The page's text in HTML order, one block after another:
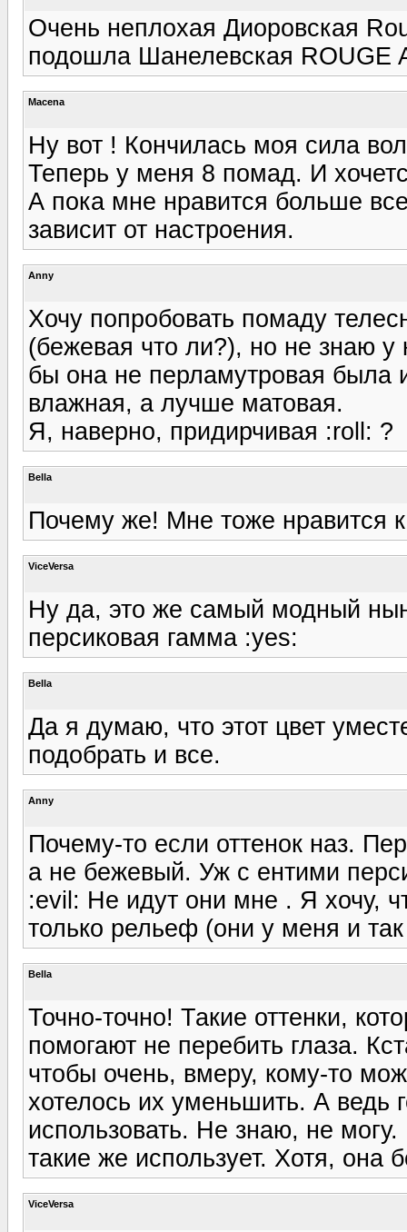
Очень неплохая Диoровская
подошла Шанелевская ROUGE
Macena
Ну вот ! Кончилась моя сила
Теперь у меня 8 помад. И
А пока мне нравится больше
зависит от настроения.
Anny
Хочу попробовать помаду
(бежевая что ли?), но не знаю у
бы она не перламутровая была
влажная, а лучше матовая.
Я, наверно, придирчивая :roll: ?
Bella
Почему же! Мне тоже нравится
ViceVersa
Ну да, это же самый модный
персиковая гамма :yes:
Bella
Да я думаю, что этот цвет
подобрать и все.
Anny
Почему-то если оттенок наз.
а не бежевый. Уж с ентими
:evil: Не идут они мне . Я хочу,
только рельеф (они у меня и
Bella
Точно-точно! Такие оттенки,
помогают не перебить глаза.
чтобы очень, вмеру, кому-то
хотелось их уменьшить. А ведь
использовать. Не знаю, не
такие же использует. Хотя, она
ViceVersa